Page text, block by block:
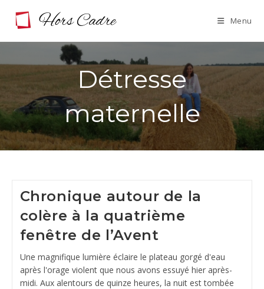
Menu
Détresse
maternelle
Chronique autour de la
colère à la quatrième
fenêtre de l’Avent
Une magnifique lumière éclaire le plateau gorgé d'eau
après l'orage violent que nous avons essuyé hier après-
midi. Aux alentours de quinze heures, la nuit est tombée